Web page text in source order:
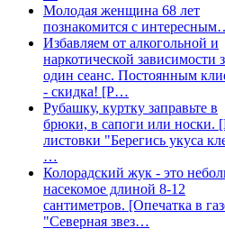
Молодая женщина 68 лет
познакомится с
Избавляем от алкогольной и
наркотической зависимости
один сеанс. Постоянным
- скидка! [Р…
Рубашку, куртку заправьте в
брюки, в сапоги или носки.
листовки "Берегись укуса
…
Колорадский жук - это
насекомое длиной 8-12
сантиметров. [Опечатка в
"Северная звез…